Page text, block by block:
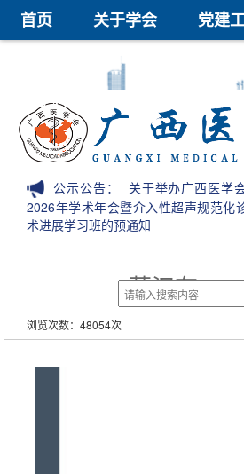
首页 关于学会 党建
继续教育
医学科技奖
公示公告： 关于举办广西医学
2026年学术年会暨介入性超声规范化
术进展学习班的预通知
莫汉有
浏览次数：48054次